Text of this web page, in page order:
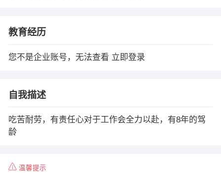
教育经历
您不是企业账号，无法查看 立即登录
自我描述
吃苦耐劳，有责任心对于工作会全力以赴，有8年的驾
龄
温馨提示